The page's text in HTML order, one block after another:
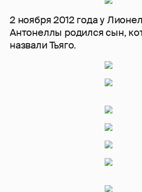
2 ноября 2012 года у
Антонеллы родился сын,
назвали Тьяго.